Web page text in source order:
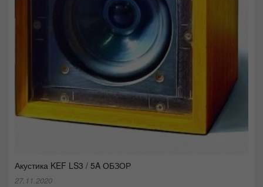
Акустика KEF LS3 / 5A ОБЗОР
27.11.2020